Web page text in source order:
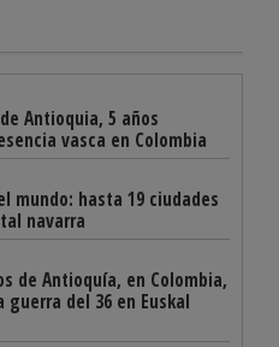
Antioquia, 5 años
vasca en Colombia
mundo: hasta 19 ciudades
navarra
de Antioquía, en Colombia,
del 36 en Euskal